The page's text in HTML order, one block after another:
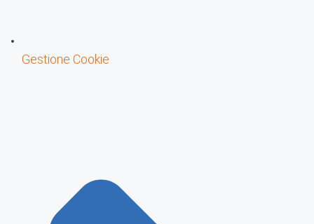
Gestione Cookie